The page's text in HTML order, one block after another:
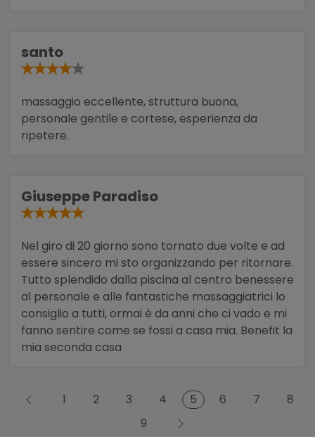
santo
massaggio eccellente, struttura buona,
personale gentile e cortese, esperienza da
ripetere.
Giuseppe Paradiso
Nel giro di 20 giorno sono tornato due volte e ad
essere sincero mi sto organizzando per ritornare.
Tutto splendido dalla piscina al centro benessere
al personale e alle fantastiche massaggiatrici lo
consiglio a tutti, ormai è da anni che ci vado e mi
fanno sentire come se fossi a casa mia. Benefit la
mia seconda casa
1 2 3 4 5 6 7
8
9